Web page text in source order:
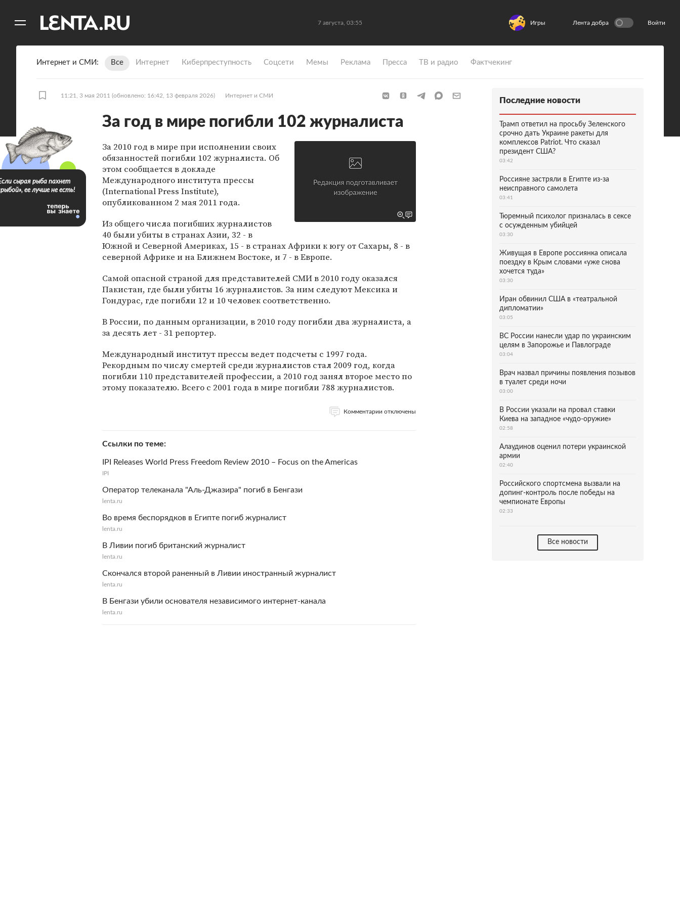
7 августа, 03:55 Игры Лента добра Войти
Интернет и СМИ Все Интернет Киберпреступность Coцсети Мемы Реклама Пресса ТВ и радио Фактчекинг
11:21, 3 мая 2011 (обновлено: 16:42, 13 февраля 2026) Интернет и СМИ
За год в мире погибли 102 журналиста
За 2010 год в мире при исполнении своих
обязанностей погибли 102 журналиста. Об
этом сообщается в докладе
Международного института прессы
(International Press Institute),
опубликованном 2 мая 2011 года.
Из общего числа погибших журналистов
40 были убиты в странах Азии, 32 - в
Южной и Северной Америках, 15 - в странах Африки к югу от Сахары, 8 - в
северной Африке и на Ближнем Востоке, и 7 - в Европе.
Самой опасной страной для представителей СМИ в 2010 году оказался
Пакистан, где были убиты 16 журналистов. За ним следуют Мексика и
Гондурас, где погибли 12 и 10 человек соответственно.
В России, по данным организации, в 2010 году погибли два журналиста, а
за десять лет - 31 репортер.
Международный институт прессы ведет подсчеты с 1997 года.
Рекордным по числу смертей среди журналистов стал 2009 год, когда
погибли 110 представителей профессии, а 2010 год занял второе место по
этому показателю. Всего с 2001 года в мире погибли 788 журналистов.
Комментарии отключены
Ссылки по теме
IPI Releases World Press Freedom Review 2010 – Focus on the Americas
IPI
Оператор телеканала "Аль-Джазира" погиб в Бенгази
lenta.ru
Во время беспорядков в Египте погиб журналист
lenta.ru
В Ливии погиб британский журналист
lenta.ru
Скончался второй раненный в Ливии иностранный журналист
lenta.ru
В Бенгази убили основателя независимого интернет-канала
lenta.ru
сырая рыба пахнет
ее лучше не есть!
Последние новости
Трамп ответил на просьбу Зеленского
срочно дать Украине ракеты для
комплексов Patriot. Что сказал
президент США?
03:42
Россияне застряли в Египте из-за
неисправного самолета
03:41
Тюремный психолог призналась в сексе
с осужденным убийцей
03:30
Живущая в Европе россиянка описала
поездку в Крым словами «уже снова
хочется туда»
03:30
Иран обвинил США в «театральной
дипломатии»
03:05
ВС России нанесли удар по украинским
целям в Запорожье и Павлограде
03:04
Врач назвал причины появления позывов
в туалет среди ночи
03:00
В России указали на провал ставки
Киева на западное «чудо-оружие»
02:58
Алаудинов оценил потери украинской
армии
02:40
Российского спортсмена вызвали на
допинг-контроль после победы на
чемпионате Европы
02:33
Все новости